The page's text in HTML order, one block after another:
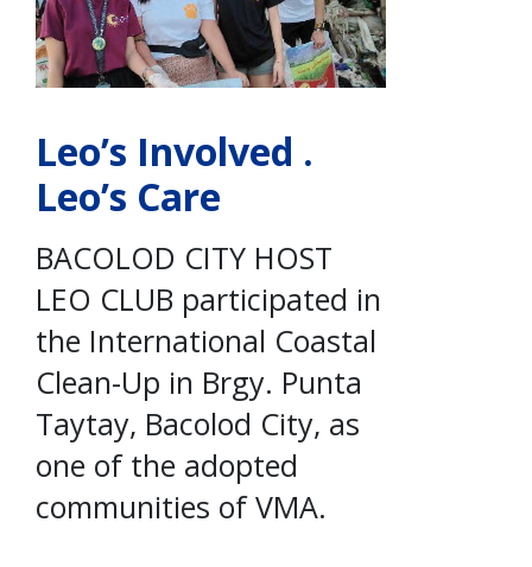
Leo’s Involved .
Leo’s Care
BACOLOD CITY HOST
LEO CLUB participated in
the International Coastal
Clean-Up in Brgy. Punta
Taytay, Bacolod City, as
one of the adopted
communities of VMA.